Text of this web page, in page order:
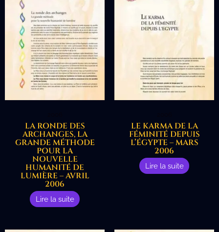
LA RONDE DES
ARCHANGES, LA
GRANDE MÉTHODE
POUR LA
NOUVELLE
HUMANITÉ DE
LUMIÈRE – AVRIL
2006
Lire la suite
LE KARMA DE LA
FÉMINITÉ DEPUIS
L’ÉGYPTE – MARS
2006
Lire la suite